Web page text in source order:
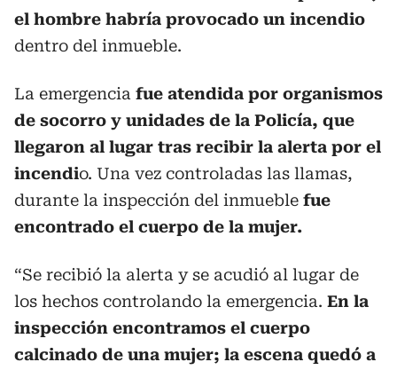
el hombre habría provocado un incendio
dentro del inmueble.
La emergencia fue atendida por organismos
de socorro y unidades de la Policía, que
llegaron al lugar tras recibir la alerta por el
incendio. Una vez controladas las llamas,
durante la inspección del inmueble fue
encontrado el cuerpo de la mujer.
“Se recibió la alerta y se acudió al lugar de
los hechos controlando la emergencia. En la
inspección encontramos el cuerpo
calcinado de una mujer; la escena quedó a